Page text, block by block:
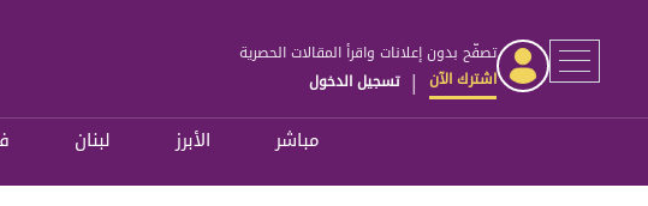
تصفّح بدون إعلانات واقرأ المقالات الحصرية
اشترك الآن | تسجيل الدخول
مباشر الأبرز لبنان